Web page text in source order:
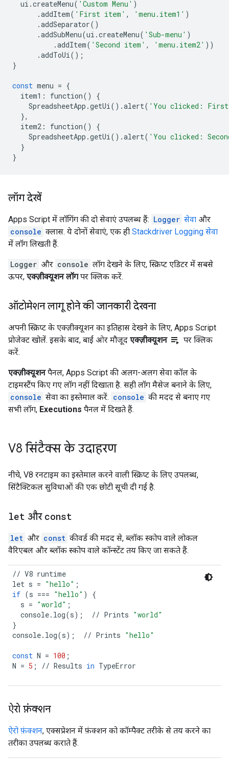
ui .createMenu( 'Custom Menu' )
.addItem( 'First item' , 'menu.item1' )
.addSeparator()
.addSubMenu(ui .createMenu( 'Sub-menu' )
.addItem( 'Second item' , 'menu.item2' ))
.addToUi();
}
const menu = {
item1 : function()
{
SpreadsheetApp .getUi() .alert( 'You clicked:
},
item2 : function()
{
SpreadsheetApp .getUi() .alert( 'You clicked:
}
}
लॉग देखें
Apps Script में लॉगिंग की दो सेवाएं उपलब्ध हैं: Logger सेवा और
console क्लास. ये दोनों सेवाएं, एक ही Stackdriver Logging सेवा
में लॉग लिखती हैं.
Logger और console लॉग देखने के लिए, स्क्रिप्ट एडिटर में सबसे
ऊपर, एक्ज़ीक्यूशन लॉगपर क्लिक करें.
ऑटोमेशन लागू होने की जानकारी देखना
अपनी स्क्रिप्ट के एक्ज़ीक्यूशन का इतिहास देखने के लिए, Apps Script
प्रोजेक्ट खोलें. इसके बाद, बाईं ओर मौजूद एक्ज़ीक्यूशन playlist_play पर क्लिक
करें.
एक्ज़ीक्यूशनपैनल, Apps Script की अलग-अलग सेवा कॉल के
टाइमस्टैंप किए गए लॉग नहीं दिखाता है. सही लॉग मैसेज बनाने के लिए,
console सेवा का इस्तेमाल करें. console की मदद से बनाए गए
सभी लॉग, Executions पैनल में दिखते हैं.
V8 सिंटैक्स के उदाहरण
नीचे, V8 रनटाइम का इस्तेमाल करने वाली स्क्रिप्ट के लिए उपलब्ध,
सिंटैक्टिकल सुविधाओं की एक छोटी सूची दी गई है.
let और const
let और const कीवर्ड की मदद से, ब्लॉक स्कोप वाले लोकल
वैरिएबल और ब्लॉक स्कोप वाले कॉन्स्टेंट तय किए जा सकते हैं.
// V8 runtime
let s = "hello" ;
if (s === "hello" )
{
s = "world" ;
console. log(s); // Prints "world"
}
console. log(s); // Prints "hello"
const N = 100 ;
N = 5 ; // Results in TypeError
ऐरो फ़ंक्शन
ऐरो फ़ंक्शन, एक्सप्रेशन में फ़ंक्शन को कॉम्पैक्ट तरीके से तय करने का
तरीका उपलब्ध कराते हैं.